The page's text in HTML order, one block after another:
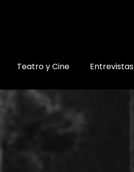
Teatro y Cine Entrevistas